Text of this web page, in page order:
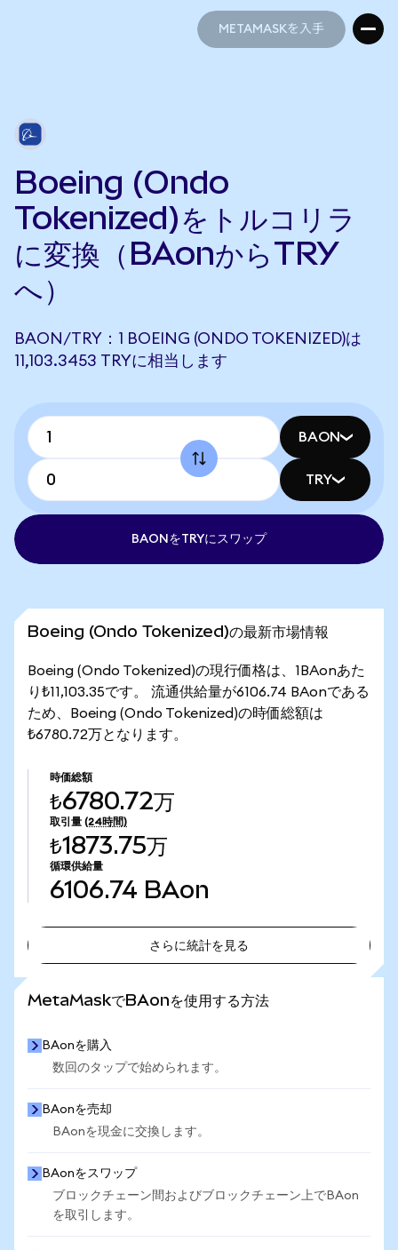
METAMASKを入手
Boeing (Ondo
Tokenized)をトルコリラ
に変換（BAonからTRY
へ）
BAON/TRY：1 BOEING (ONDO TOKENIZED)は
11,103.3453 TRYに相当します
BAON
TRY
BAONをTRYにスワップ
Boeing (Ondo Tokenized)の最新市場情報
Boeing (Ondo Tokenized)の現行価格は、1BAonあた
り₺11,103.35です。 流通供給量が6106.74 BAonである
ため、Boeing (Ondo Tokenized)の時価総額は
₺6780.72万となります。
時価総額
₺6780.72万
取引量 (24時間)
₺1873.75万
循環供給量
6106.74 BAon
さらに統計を見る
MetaMaskでBAonを使用する方法
BAonを購入
数回のタップで始められます。
BAonを売却
BAonを現金に交換します。
BAonをスワップ
ブロックチェーン間およびブロックチェーン上でBAon
を取引します。